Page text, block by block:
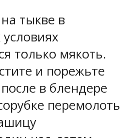
тыкве в
только мякоть.
и порежьте
в блендере
перемолоть